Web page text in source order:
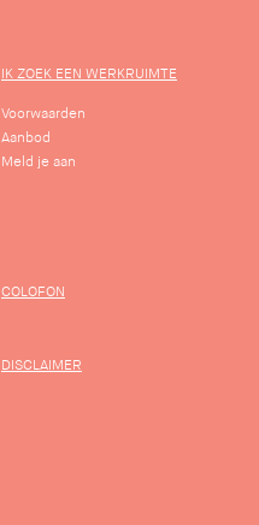
IK ZOEK EEN WERKRUIMTE
Voorwaarden
Aanbod
Meld je aan
COLOFON
DISCLAIMER